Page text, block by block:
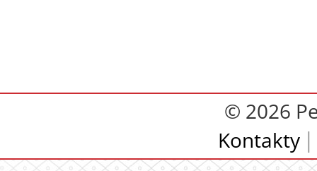
© 2026
Kontakty